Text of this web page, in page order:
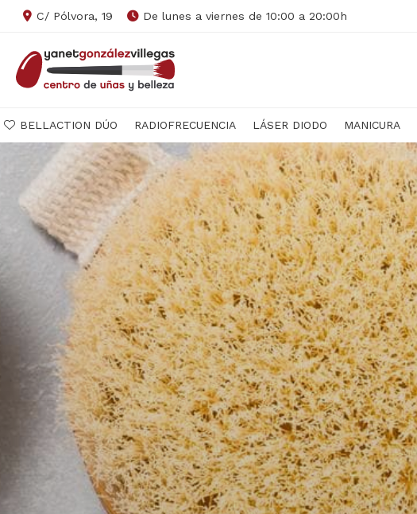
C/ Pólvora, 19 De lunes a viernes de 10:00 a 20:00h
BELLACTION DÚO RADIOFRECUENCIA LÁSER DIODO MANICURA